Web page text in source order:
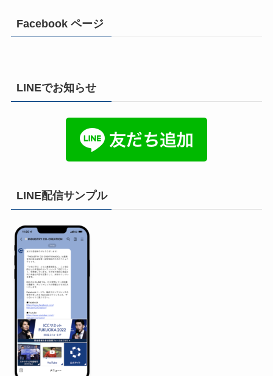
Facebook ページ
LINEでお知らせ
LINE配信サンプル